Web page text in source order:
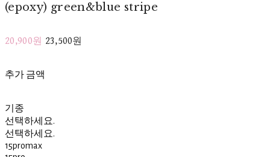
(epoxy) green&blue stripe
20,900원 23,500원
추가 금액
기종
선택하세요.
선택하세요.
15promax